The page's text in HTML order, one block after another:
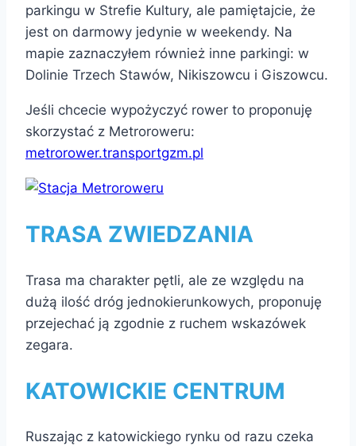
parkingu w Strefie Kultury, ale pamiętajcie, że
jest on darmowy jedynie w weekendy. Na
mapie zaznaczyłem również inne parkingi: w
Dolinie Trzech Stawów, Nikiszowcu i Giszowcu.
Jeśli chcecie wypożyczyć rower to proponuję
skorzystać z Metroroweru:
metrorower.transportgzm.pl
TRASA ZWIEDZANIA
Trasa ma charakter pętli, ale ze względu na
dużą ilość dróg jednokierunkowych, proponuję
przejechać ją zgodnie z ruchem wskazówek
zegara.
KATOWICKIE CENTRUM
Ruszając z katowickiego rynku od razu czeka